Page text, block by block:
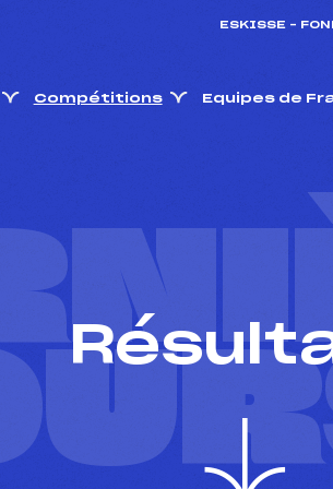
ESKISSE –
Compétitions Equipes de